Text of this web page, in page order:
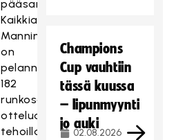
pääsarjoihin.
Kaikkiaan
Manninen
on
pelannut
182
runkosarjan
ottelua
tehoilla
Champions
Cup vauhtiin
tässä kuussa
– lipunmyynti
jo auki
02.08.2026